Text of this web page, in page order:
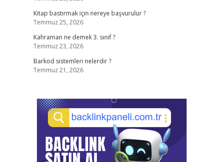
Kitap bastırmak için nereye başvurulur ?
Temmuz 25, 2026
Kahraman ne demek 3. sınıf ?
Temmuz 23, 2026
Barkod sistemleri nelerdir ?
Temmuz 21, 2026